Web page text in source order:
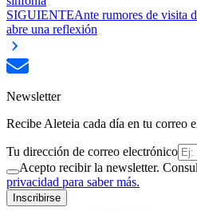
SIGUIENTEAnte rumores de visita
abre una reflexión
Newsletter
Recibe Aleteia cada día en tu correo
Tu dirección de correo electrónico
Acepto recibir la newsletter.
privacidad para saber más.
Inscribirse